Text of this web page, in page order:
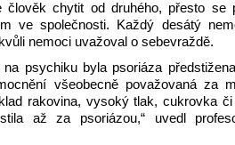
člověk chytit od druhého, přesto se
ve společnosti. Každý desátý
nemoci uvažoval o sebevraždě.
na psychiku byla psoriáza
všeobecně považovaná za
rakovina, vysoký tlak, cukrovka či
až za psoriázou,“ uvedl